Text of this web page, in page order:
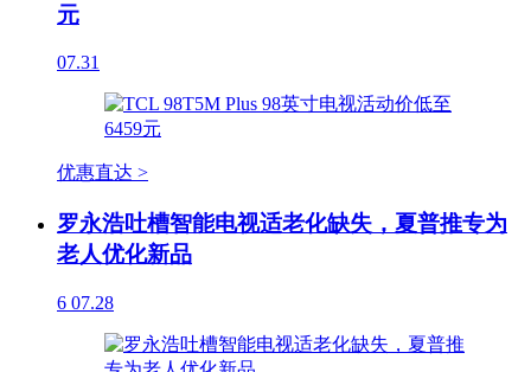
元
07.31
优惠直达 >
罗永浩吐槽智能电视适老化缺失，夏普推专为
老人优化新品
6 07.28